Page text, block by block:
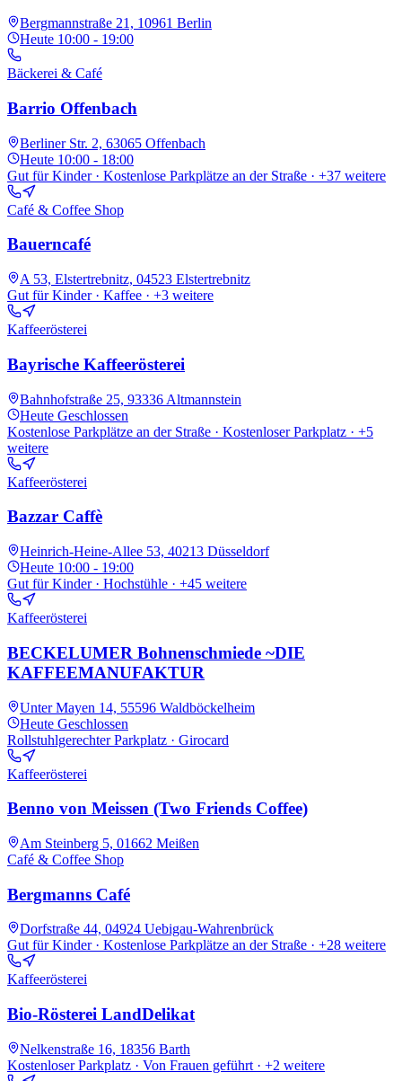
Bergmannstraße 21, 10961 Berlin
Heute 10:00 - 19:00
Bäckerei & Café
Barrio Offenbach
Berliner Str. 2, 63065 Offenbach
Heute 10:00 - 18:00
Gut für Kinder · Kostenlose Parkplätze an der Straße · +37 weitere
Café & Coffee Shop
Bauerncafé
A 53, Elstertrebnitz, 04523 Elstertrebnitz
Gut für Kinder · Kaffee · +3 weitere
Kaffeerösterei
Bayrische Kaffeerösterei
Bahnhofstraße 25, 93336 Altmannstein
Heute Geschlossen
Kostenlose Parkplätze an der Straße · Kostenloser Parkplatz · +5
weitere
Kaffeerösterei
Bazzar Caffè
Heinrich-Heine-Allee 53, 40213 Düsseldorf
Heute 10:00 - 19:00
Gut für Kinder · Hochstühle · +45 weitere
Kaffeerösterei
BECKELUMER Bohnenschmiede ~DIE
KAFFEEMANUFAKTUR
Unter Mayen 14, 55596 Waldböckelheim
Heute Geschlossen
Rollstuhlgerechter Parkplatz · Girocard
Kaffeerösterei
Benno von Meissen (Two Friends Coffee)
Am Steinberg 5, 01662 Meißen
Café & Coffee Shop
Bergmanns Café
Dorfstraße 44, 04924 Uebigau-Wahrenbrück
Gut für Kinder · Kostenlose Parkplätze an der Straße · +28 weitere
Kaffeerösterei
Bio-Rösterei LandDelikat
Nelkenstraße 16, 18356 Barth
Kostenloser Parkplatz · Von Frauen geführt · +2 weitere